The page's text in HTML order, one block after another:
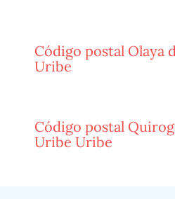
Código postal Olaya
Uribe
Código postal
Uribe Uribe